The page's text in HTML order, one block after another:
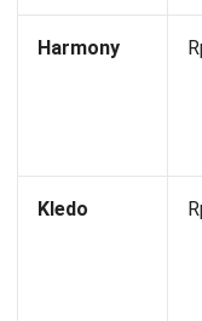
Harmony
Kledo